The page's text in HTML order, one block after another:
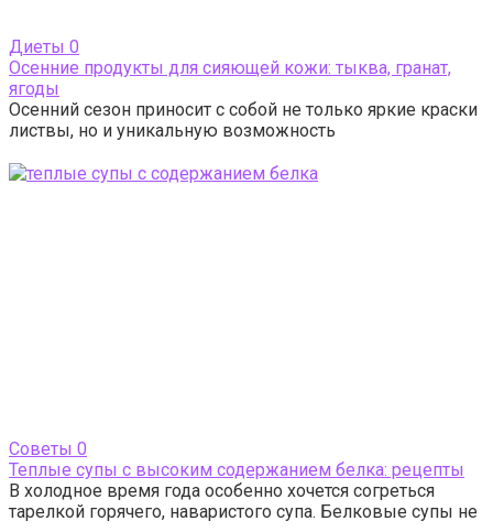
Диеты 0
Осенние продукты для сияющей кожи: тыква, гранат,
ягоды
Осенний сезон приносит с собой не только яркие краски
листвы, но и уникальную возможность
Cоветы 0
Теплые супы с высоким содержанием белка: рецепты
В холодное время года особенно хочется согреться
тарелкой горячего, наваристого супа. Белковые супы не